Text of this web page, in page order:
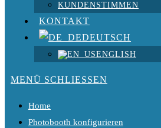
KUNDENSTIMMEN
KONTAKT
DEUTSCH
ENGLISH
MENÜ SCHLIESSEN
Home
Photobooth konfigurieren